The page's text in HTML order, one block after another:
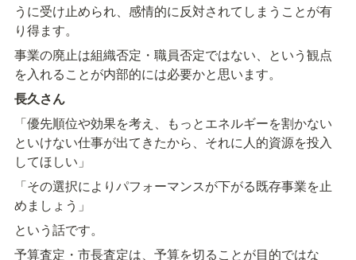
うに受け止められ、感情的に反対されてしまうことが有
り得ます。
事業の廃止は組織否定・職員否定ではない、という観点
を入れることが内部的には必要かと思います。
長久さん
「優先順位や効果を考え、もっとエネルギーを割かない
といけない仕事が出てきたから、それに人的資源を投入
してほしい」
「その選択によりパフォーマンスが下がる既存事業を止
めましょう」
という話です。
予算査定・市長査定は、予算を切ることが目的ではな